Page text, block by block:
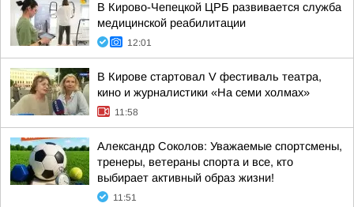
В Кирово-Чепецкой ЦРБ развивается служба
медицинской реабилитации
12:01
В Кирове стартовал V фестиваль театра,
кино и журналистики «На семи холмах»
11:58
Александр Соколов: Уважаемые спортсмены,
тренеры, ветераны спорта и все, кто
выбирает активный образ жизни!
11:51